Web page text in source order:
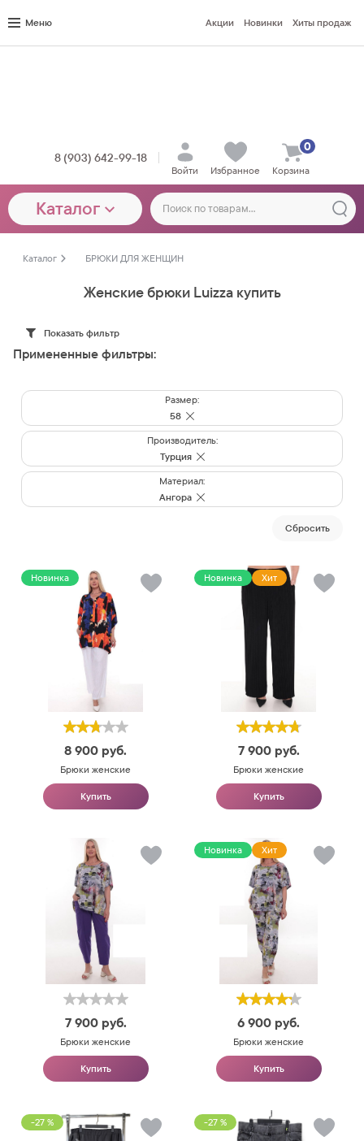
Меню Акции Новинки Хиты продаж
8 (903) 642-99-18
Войти Избранное Корзина
0
Каталог
Каталог БРЮКИ ДЛЯ ЖЕНЩИН
Женские брюки Luizza купить
Показать фильтр
Примененные фильтры:
Размер:
58
Производитель:
Турция
Материал:
Ангора
Cбросить
Новинка
8 900 руб.
Брюки женские
Купить
Новинка Хит
7 900 руб.
Брюки женские
Купить
7 900 руб.
Брюки женские
Купить
Новинка Хит
6 900 руб.
Брюки женские
Купить
-27 % -27 %